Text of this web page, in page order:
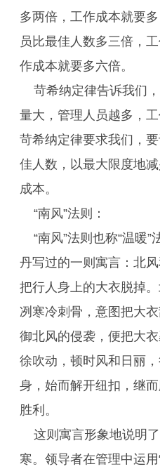
多两倍，工作成本就要
员比最佳人数多三倍，
作成本就要多六倍。
苛希纳定律告诉我们
量大，管理人员越多，
苛希纳定律要求我们，
佳人数，以最大限度地
成本。
“南风”法则：
“南风”法则也称“温暖
丹写过的一则寓言：北
把行人身上的大衣脱掉
冽寒冷刺骨，意图把大
御北风的侵袭，便把大
徐吹动，顿时风和日丽
身，始而解开纽扣，继
胜利。
这则寓言形象地说明
寒。领导者在管理中运